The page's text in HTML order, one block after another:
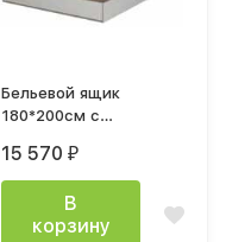
Бельевой ящик
180*200см с
и подъемным
механизмом
15 570 ₽
В
корзину